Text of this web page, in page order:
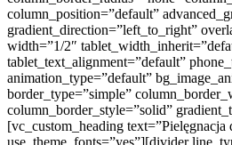
column_position=”default”
gradient_direction=”left_to_right”
width=”1/2″
tablet_text_alignment=”default”
animation_type=”default”
border_type=”simple”
column_border_style=”solid”
[vc_custom_heading
use_theme_fonts=”yes”][divider